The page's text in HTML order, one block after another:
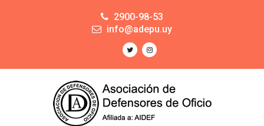
2900-98-53
info@adepu.uy